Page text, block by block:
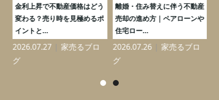
金利上昇で不動産価格はどう
変わる？売り時を見極めるポ
イントと...
2026.07.27
家売るブロ
グ
離婚・住み替えに伴う不動産
売却の進め方｜ペアローンや
住宅ロー...
2026.07.26
家売るブロ
グ